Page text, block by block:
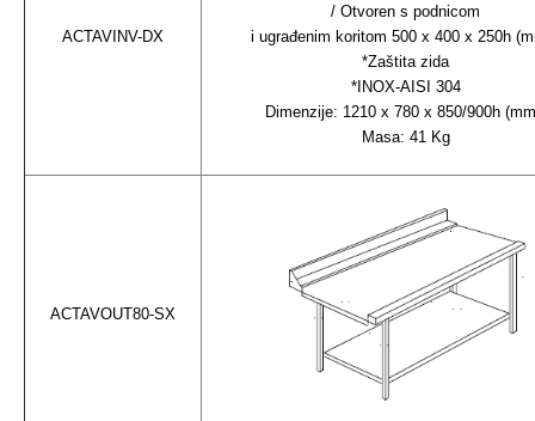
ACTAVINV-DX
/ Otvoren s podnicom
i ugrađenim koritom 500 x 400 x 250h
*Zaštita zida
*INOX-AISI 304
Dimenzije: 1210 x 780 x 850/900h
Masa: 41 Kg
ACTAVOUT80-SX